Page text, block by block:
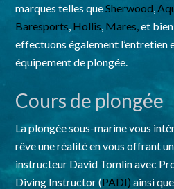
marques telles queSherwood,
Baresports, Hollis, Mares,et
effectuons également l’entretien
équipement de plongée.
Cours de plongée
La plongée sous-marine vous
rêve une réalité en vous offrant
instructeur David Tomlin avec
Diving Instructor (PADI)ainsi